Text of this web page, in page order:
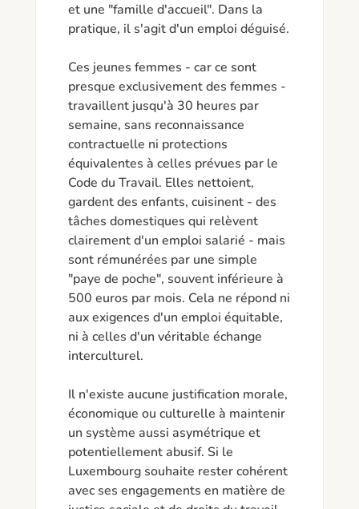
et une "famille d'accueil". Dans la
pratique, il s'agit d'un emploi déguisé.
Ces jeunes femmes - car ce sont
presque exclusivement des femmes -
travaillent jusqu'à 30 heures par
semaine, sans reconnaissance
contractuelle ni protections
équivalentes à celles prévues par le
Code du Travail. Elles nettoient,
gardent des enfants, cuisinent - des
tâches domestiques qui relèvent
clairement d'un emploi salarié - mais
sont rémunérées par une simple
"paye de poche", souvent inférieure à
500 euros par mois. Cela ne répond ni
aux exigences d'un emploi équitable,
ni à celles d'un véritable échange
interculturel.
Il n'existe aucune justification morale,
économique ou culturelle à maintenir
un système aussi asymétrique et
potentiellement abusif. Si le
Luxembourg souhaite rester cohérent
avec ses engagements en matière de